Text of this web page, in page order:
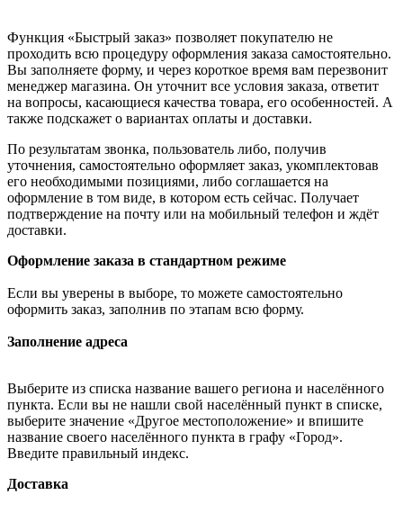
Функция «Быстрый заказ» позволяет покупателю не
проходить всю процедуру оформления заказа самостоятельно.
Вы заполняете форму, и через короткое время вам перезвонит
менеджер магазина. Он уточнит все условия заказа, ответит
на вопросы, касающиеся качества товара, его особенностей. А
также подскажет о вариантах оплаты и доставки.
По результатам звонка, пользователь либо, получив
уточнения, самостоятельно оформляет заказ, укомплектовав
его необходимыми позициями, либо соглашается на
оформление в том виде, в котором есть сейчас. Получает
подтверждение на почту или на мобильный телефон и ждёт
доставки.
Оформление заказа в стандартном режиме
Если вы уверены в выборе, то можете самостоятельно
оформить заказ, заполнив по этапам всю форму.
Заполнение адреса
Выберите из списка название вашего региона и населённого
пункта. Если вы не нашли свой населённый пункт в списке,
выберите значение «Другое местоположение» и впишите
название своего населённого пункта в графу «Город».
Введите правильный индекс.
Доставка